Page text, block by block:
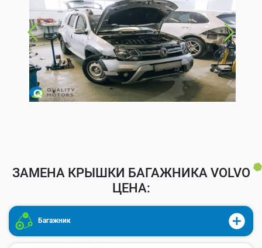
ЗАМЕНА КРЫШКИ БАГАЖНИКА VOLVO
ЦЕНА:
Багажник